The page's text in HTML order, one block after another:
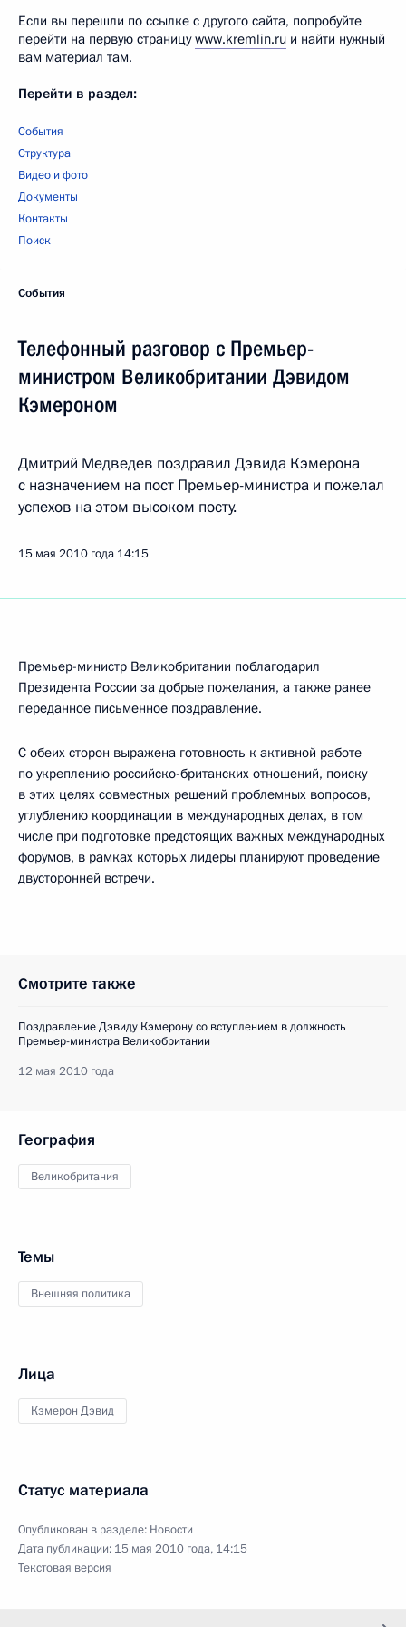
Если вы перешли по ссылке с другого сайта, попробуйте
перейти на первую страницуwww.kremlin.ru и найти нужный
вам материал там.
Перейти в раздел:
События
Структура
Видео и фото
Документы
Контакты
Поиск
События
Телефонный разговор с Премьер-
министром Великобритании Дэвидом
Кэмероном
Дмитрий Медведев поздравил Дэвида Кэмерона
с назначением на пост Премьер-министра и пожелал
успехов на этом высоком посту.
15 мая 2010 года 14:15
Премьер-министр Великобритании поблагодарил
Президента России за добрые пожелания, а также ранее
переданное письменное поздравление.
С обеих сторон выражена готовность к активной работе
по укреплению российско-британских отношений, поиску
в этих целях совместных решений проблемных вопросов,
углублению координации в международных делах, в том
числе при подготовке предстоящих важных международных
форумов, в рамках которых лидеры планируют проведение
двусторонней встречи.
Смотрите также
Поздравление Дэвиду Кэмерону со вступлением в должность
Премьер-министра Великобритании
12 мая 2010 года
География
Великобритания
Темы
Внешняя политика
Лица
Кэмерон Дэвид
Статус материала
Опубликован в разделе: Новости
Дата публикации: 15 мая 2010 года, 14:15
Текстовая версия